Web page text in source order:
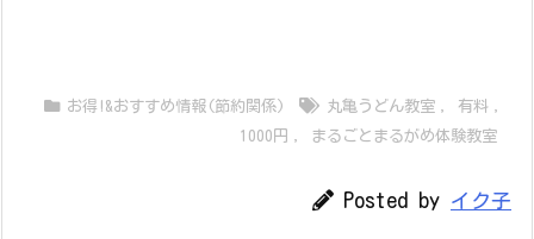
お得!&おすすめ情報(節約関係) 丸亀うどん教室 , 有料 ,
1000円 , まるごとまるがめ体験教室
Posted by イク子